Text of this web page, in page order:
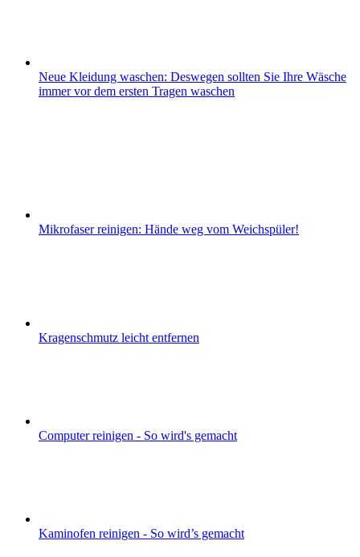
Neue Kleidung waschen: Deswegen sollten Sie Ihre Wäsche
immer vor dem ersten Tragen waschen
Mikrofaser reinigen: Hände weg vom Weichspüler!
Kragenschmutz leicht entfernen
Computer reinigen - So wird's gemacht
Kaminofen reinigen - So wird’s gemacht